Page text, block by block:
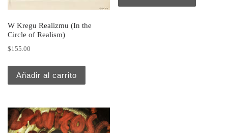
W Kregu Realizmu (In the
Circle of Realism)
$155.00
Añadir al carrito